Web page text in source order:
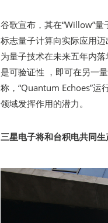
谷歌宣布，其在“Willow”
标志量子计算向实际应用
为量子技术在未来五年内
是可验证性 ，即可在另一
称，“Quantum Echoes”
领域发挥作用的潜力。
三星电子将和台积电共同